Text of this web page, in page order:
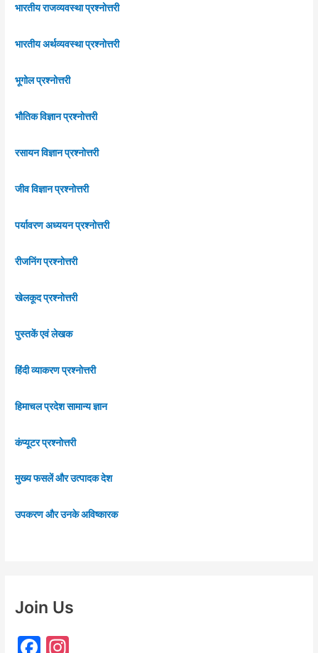
भारतीय राजव्यवस्था प्रश्नोत्तरी
भारतीय अर्थव्यवस्था प्रश्नोत्तरी
भूगोल प्रश्नोत्तरी
भौतिक विज्ञान प्रश्नोत्तरी
रसायन विज्ञान प्रश्नोत्तरी
जीव विज्ञान प्रश्नोत्तरी
पर्यावरण अध्ययन प्रश्नोत्तरी
रीजनिंग प्रश्नोत्तरी
खेलकूद प्रश्नोत्तरी
पुस्तकें एवं लेखक
हिंदी व्याकरण प्रश्नोत्तरी
हिमाचल प्रदेश सामान्य ज्ञान
कंप्यूटर प्रश्नोत्तरी
मुख्य फसलें और उत्पादक देश
उपकरण और उनके अविष्कारक
Join Us
F